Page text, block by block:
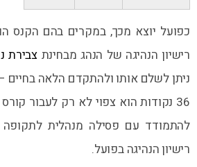
כפועל יוצא מכך, במקרים בהם הקנס
רישיון הנהיגה של הנהג מבחינת צבירת
ניתן לשלם אותו ולהתקדם הלאה
36 נקודות הוא צפוי לא רק לעבור
להתמודד עם פסילה מנהלית
רישיון הנהיגה בפועל.